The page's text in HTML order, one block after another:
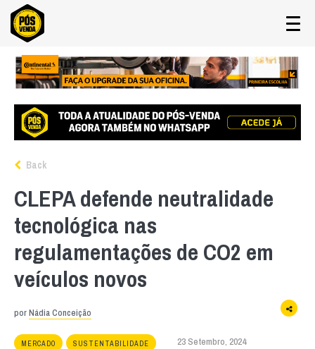
Back
CLEPA defende neutralidade
tecnológica nas
regulamentações de CO2 em
veículos novos
porNádia Conceição
MERCADO SUSTENTABILIDADE 23 Setembro, 2024